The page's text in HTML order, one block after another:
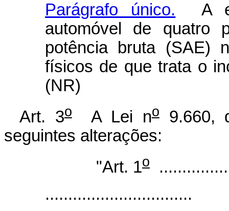
Parágrafo único. A
automóvel de
potência bruta (SAE)
físicos de que trata o
(NR)
Art. 3oA Lei no9.660,
seguintes alterações:
"Art. 1o
................................